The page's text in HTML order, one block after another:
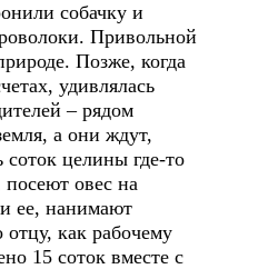
собачку и
Привольной
Позже, когда
удивлялась
– рядом
а они ждут,
соток целины где-то
посеют овес на
ее, нанимают
как рабочему
15 соток вместе с